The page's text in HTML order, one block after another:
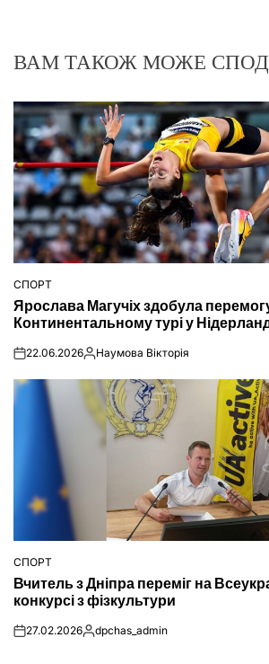
ВАМ ТАКОЖ МОЖЕ
ОПУБЛІКУВАТИ
У
СПОРТ
Ярослава Магучіх здобула
Континентальному турі у
on22.06.2026Опубліковано
Наумова Вікторія
ОПУБЛІКУВАТИ
У
СПОРТ
Вчитель з Дніпра переміг на
конкурсі з фізкультури
on27.02.2026Опубліковано
dpchas_admin